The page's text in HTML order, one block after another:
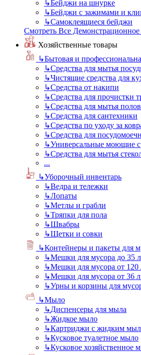
↳Бейджи на шнурке
↳Бейджи с зажимами и
↳Самоклеящиеся бейджи
Смотреть Все Демонстрационное
Хозяйственные товары
↳Бытовая и
↳Средства для мытья
↳Чистящие средства для
↳Средства от накипи
↳Средства для прочистки
↳Средства для мытья полов
↳Средства для сантехники
↳Средства по уходу за
↳Средства для
↳Универсальные моющие
↳Средства для мытья
...
↳Уборочный инвентарь
↳Ведра и тележки
↳Лопаты
↳Метлы и грабли
↳Тряпки для пола
↳Швабры
↳Щетки и совки
↳Контейнеры и пакеты для
↳Мешки для мусора до 35 л
↳Мешки для мусора от 120
↳Мешки для мусора от 36
↳Урны и корзины для
↳Мыло
↳Диспенсеры для мыла
↳Жидкое мыло
↳Картриджи с жидким
↳Кусковое туалетное мыло
↳Кусковое хозяйственное